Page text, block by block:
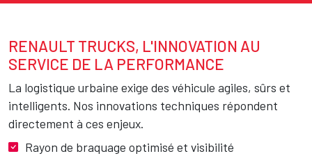
Texte
RENAULT TRUCKS, L'INNOVATION AU
SERVICE DE LA PERFORMANCE
La logistique urbaine exige des véhicule agiles, sûrs et
intelligents. Nos innovations techniques répondent
directement à ces enjeux.
Rayon de braquage optimisé et visibilité